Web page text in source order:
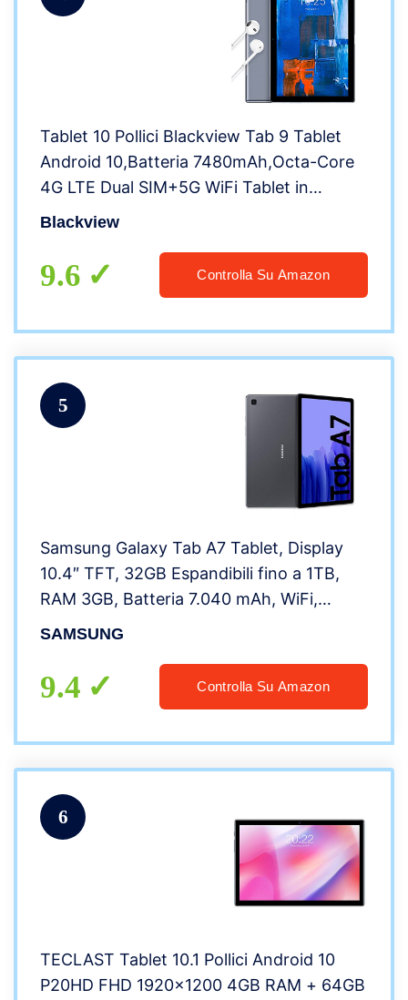
Tablet 10 Pollici Blackview Tab 9 Tablet
Android 10,Batteria 7480mAh,Octa-Core
4G LTE Dual SIM+5G WiFi Tablet in
Offerta,Fotocamera 13MP,1200*1920
ID,OTG-Grigio
Blackview
9.6 Controlla Su Amazon
5
Samsung Galaxy Tab A7 Tablet, Display
10.4″ TFT, 32GB Espandibili fino a 1TB,
RAM 3GB, Batteria 7.040 mAh, WiFi,
Android 10, Fotocamera posteriore 8 MP,
SAMSUNG
9.4 Controlla Su Amazon
6
TECLAST Tablet 10.1 Pollici Android 10
P20HD FHD 1920×1200 4GB RAM + 64GB